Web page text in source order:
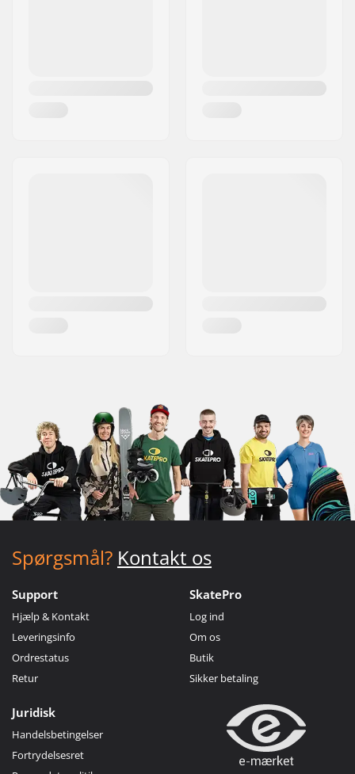
Spørgsmål? Kontakt os
Support
Hjælp & Kontakt
Leveringsinfo
Ordrestatus
Retur
SkatePro
Log ind
Om os
Butik
Sikker betaling
Juridisk
Handelsbetingelser
Fortrydelsesret